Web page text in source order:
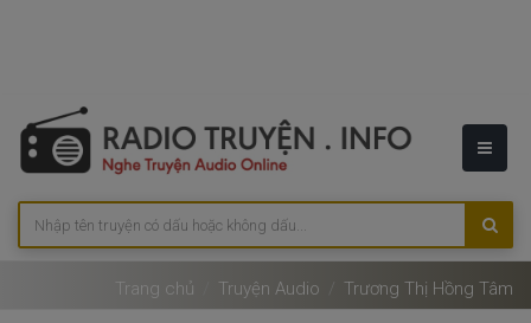
Trang chủ Truyện Audio Trương Thị Hồng Tâm